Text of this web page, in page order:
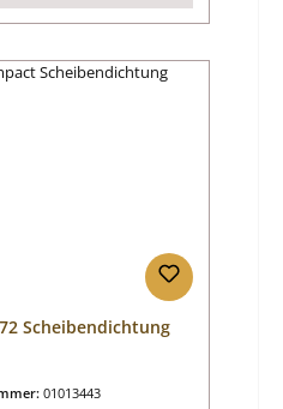
Scheibendichtung
01013443